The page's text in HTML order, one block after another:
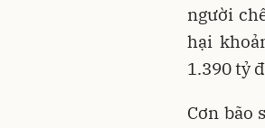
người
hại
1.390 tỷ
Cơn bão